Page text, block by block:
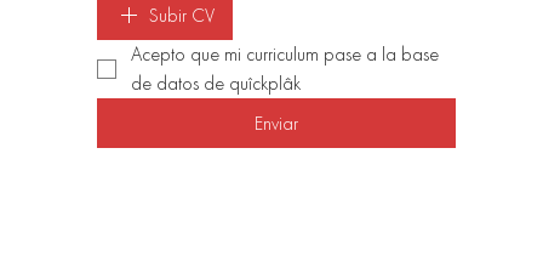
Subir CV
Acepto que mi curriculum pase a la base
de datos de quîckplâk
Enviar